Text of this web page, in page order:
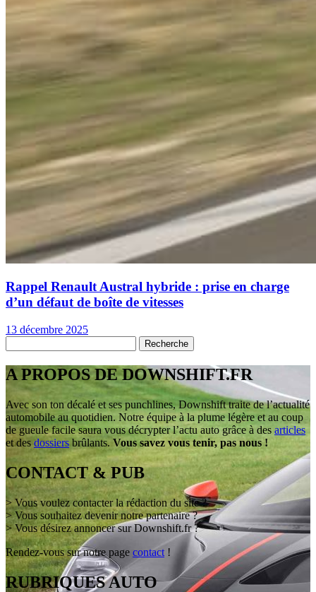
Rappel Renault Austral hybride : prise en charge
d’un défaut de boîte de vitesses
13 décembre 2025
A PROPOS DE DOWNSHIFT.FR
Avec son ton décalé et ses punchlines, Downshift traite de l’actualité
automobile au quotidien. Notre équipe à la plume légère et au coup
de gueule facile saura vous décrypter l’actu auto grâce à des articles
et des dossiers brûlants. Vous savez vous tenir, pas nous !
CONTACT & PUB
> Vous voulez contacter la rédaction du site ?
> Vous souhaitez devenir notre partenaire ?
> Vous désirez annoncer sur Downshift.fr ?
Rendez-vous sur notre page contact !
RUBRIQUES AUTO